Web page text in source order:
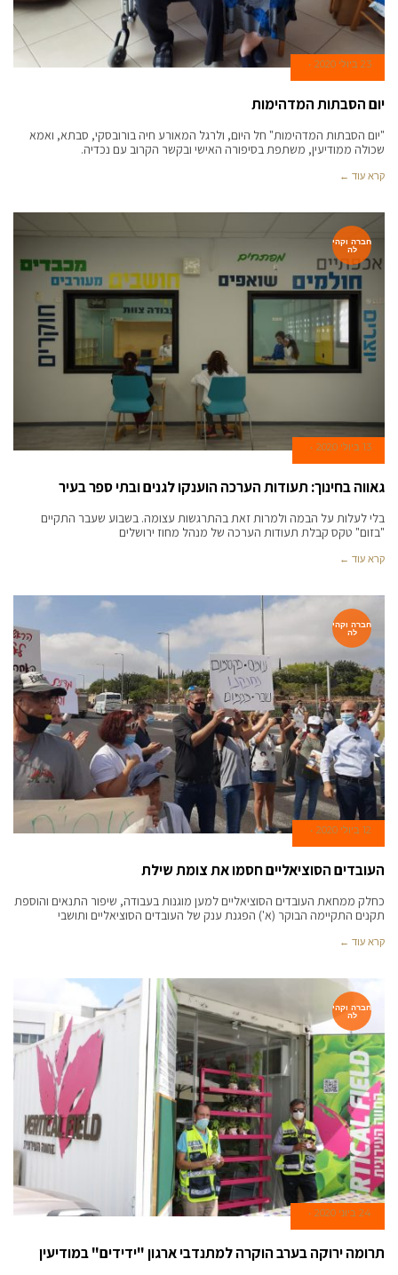
23 ביולי 2020
יום הסבתות המדהימות
"יום הסבתות המדהימות" חל היום, ולרגל המאורע חיה בורובסקי, סבתא, ואמא
שכולה ממודיעין, משתפת בסיפורה האישי ובקשר הקרוב עם נכדיה.
קרא עוד ←
חברה וקהי
לה
13 ביולי 2020
גאווה בחינוך: תעודות הערכה הוענקו לגנים ובתי ספר בעיר
בלי לעלות על הבמה ולמרות זאת בהתרגשות עצומה. בשבוע שעבר התקיים
"בזום" טקס קבלת תעודות הערכה של מנהל מחוז ירושלים
קרא עוד ←
חברה וקהי
לה
12 ביולי 2020
העובדים הסוציאליים חסמו את צומת שילת
כחלק ממחאת העובדים הסוציאליים למען מוגנות בעבודה, שיפור התנאים והוספת
תקנים התקיימה הבוקר (א') הפגנת ענק של העובדים הסוציאליים ותושבי
קרא עוד ←
חברה וקהי
לה
24 ביוני 2020
תרומה ירוקה בערב הוקרה למתנדבי ארגון "ידידים" במודיעין